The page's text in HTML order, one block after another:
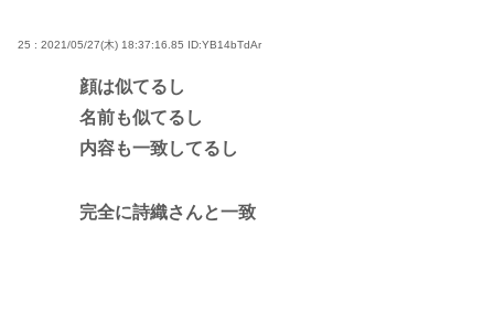
25 : 2021/05/27(木) 18:37:16.85 ID:YB14bTdAr
顔は似てるし
名前も似てるし
内容も一致してるし
完全に詩織さんと一致